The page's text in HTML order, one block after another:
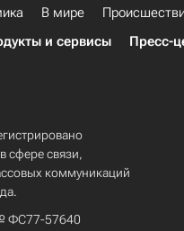
В мире
и сервисы Пресс-
сфере связи,
коммуникаций
ФС77-57640